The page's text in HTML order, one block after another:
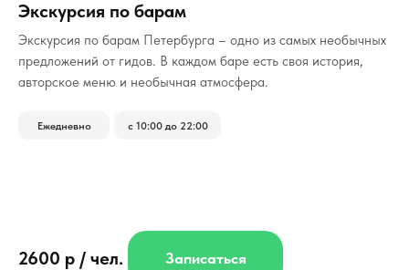
­Экскурсия по барам Петербурга – одно из самых необычных
предложений от гидов. В каждом баре есть своя история,
авторское меню и необычная атмосфера.
2600 р / чел.
Ежедневно с 10:00 до 22:00
Записаться
Экскурсия по барам